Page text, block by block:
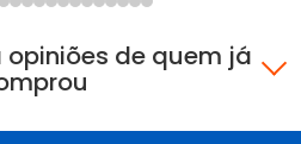
opiniões de quem já